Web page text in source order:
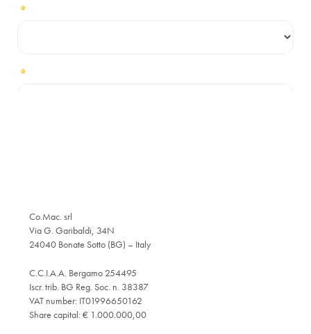
Co.Mac. srl
Via G. Garibaldi, 34N
24040 Bonate Sotto (BG) – Italy
C.C.I.A.A. Bergamo 254495
Iscr. trib. BG Reg. Soc. n. 38387
VAT number: IT01996650162
Share capital: € 1.000.000,00